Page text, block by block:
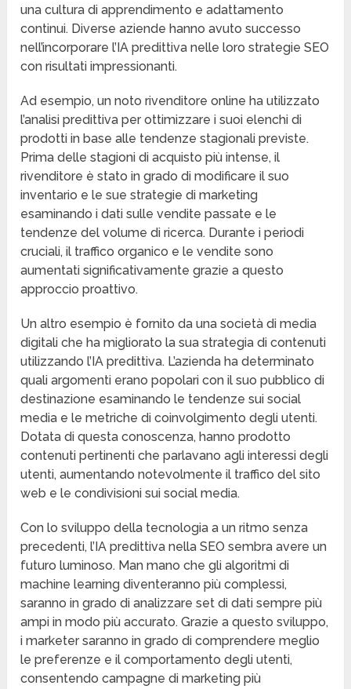
una cultura di apprendimento e adattamento
continui. Diverse aziende hanno avuto successo
nell’incorporare l’IA predittiva nelle loro strategie SEO
con risultati impressionanti.
Ad esempio, un noto rivenditore online ha utilizzato
l’analisi predittiva per ottimizzare i suoi elenchi di
prodotti in base alle tendenze stagionali previste.
Prima delle stagioni di acquisto più intense, il
rivenditore è stato in grado di modificare il suo
inventario e le sue strategie di marketing
esaminando i dati sulle vendite passate e le
tendenze del volume di ricerca. Durante i periodi
cruciali, il traffico organico e le vendite sono
aumentati significativamente grazie a questo
approccio proattivo.
Un altro esempio è fornito da una società di media
digitali che ha migliorato la sua strategia di contenuti
utilizzando l’IA predittiva. L’azienda ha determinato
quali argomenti erano popolari con il suo pubblico di
destinazione esaminando le tendenze sui social
media e le metriche di coinvolgimento degli utenti.
Dotata di questa conoscenza, hanno prodotto
contenuti pertinenti che parlavano agli interessi degli
utenti, aumentando notevolmente il traffico del sito
web e le condivisioni sui social media.
Con lo sviluppo della tecnologia a un ritmo senza
precedenti, l’IA predittiva nella SEO sembra avere un
futuro luminoso. Man mano che gli algoritmi di
machine learning diventeranno più complessi,
saranno in grado di analizzare set di dati sempre più
ampi in modo più accurato. Grazie a questo sviluppo,
i marketer saranno in grado di comprendere meglio
le preferenze e il comportamento degli utenti,
consentendo campagne di marketing più